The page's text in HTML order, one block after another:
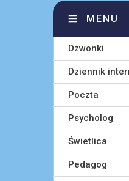
MENU
Dzwonki
Dziennik
Poczta
Psycholog
Świetlica
Pedagog